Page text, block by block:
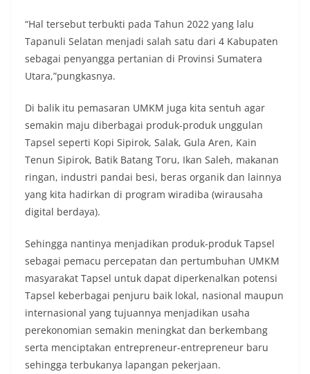
rumah ke rumah untuk menjalin silaturahmi
sekaligus menyampaikan pesan-pesan
kamtibmas. Kehadiran petugas disambut baik
oleh warga, yang sebagian besar tengah bersiap
menyambut momentum HUT Kemerdekaan RI
masing-masing.‎Dalam dialog yang berlangsung
akrab, Bhabinkamtibmas menyapa warga,
menanyakan kondisi keamanan dan kenyamanan
lingkungan tempat tinggal, serta membuka ruang
komunikasi dua arah agar warga dapat
menyampaikan keluhan maupun informasi terkait
situasi kamtibmas di sekitar mereka.‎‎‎Salah satu
poin utama yang disampaikan dalam kegiatan
sambang ini adalah imbauan kepada warga untuk
bukan setengah tiang, sebagai bentuk
penghormatan dan rasa cinta tanah air
menjelang perayaan HUT Kemerdekaan RI.
Petugas mengingatkan bahwa pemasangan
bendera dengan benar merupakan salah satu
wujud nyata partisipasi masyarakat dalam
memperingati hari bersejarah bangsa
Indonesia.‎‎”Kami mengimbau kepada seluruh
warga agar mulai mempersiapkan dan memasang
bendera Merah Putih di depan rumah masing-
“Hal tersebut terbukti pada Tahun 2022 yang lalu
Tapanuli Selatan menjadi salah satu dari 4 Kabupaten
sebagai penyangga pertanian di Provinsi Sumatera
Utara,”pungkasnya.
Di balik itu pemasaran UMKM juga kita sentuh agar
semakin maju diberbagai produk-produk unggulan
Tapsel seperti Kopi Sipirok, Salak, Gula Aren, Kain
Tenun Sipirok, Batik Batang Toru, Ikan Saleh, makanan
ringan, industri pandai besi, beras organik dan lainnya
yang kita hadirkan di program wiradiba (wirausaha
digital berdaya).
Sehingga nantinya menjadikan produk-produk Tapsel
sebagai pemacu percepatan dan pertumbuhan UMKM
masyarakat Tapsel untuk dapat diperkenalkan potensi
Tapsel keberbagai penjuru baik lokal, nasional maupun
internasional yang tujuannya menjadikan usaha
perekonomian semakin meningkat dan berkembang
serta menciptakan entrepreneur-entrepreneur baru
sehingga terbukanya lapangan pekerjaan.